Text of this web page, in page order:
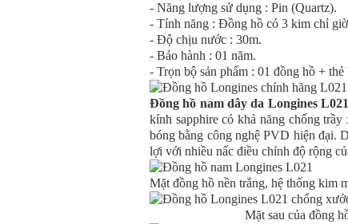
- Năng lượng sử dụng : Pin (Quartz).
- Tính năng : Đồng hồ có 3 kim chỉ
- Độ chịu nước : 30m.
- Bảo hành : 01 năm.
- Trọn bộ sản phẩm : 01 đồng hồ +
Đồng hồ nam dây da Longines
kính sapphire có khả năng chống
bóng bằng công nghệ PVD hiện đại.
lợi với nhiều nấc điều chỉnh độ rộng
Mặt đồng hồ nền trắng, hệ thống kim
Mặt sau của đồng